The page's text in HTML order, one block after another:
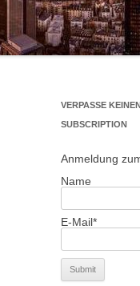
VERPASSE
SUBSCRIPTION
Anmeldung
Name
E-Mail*